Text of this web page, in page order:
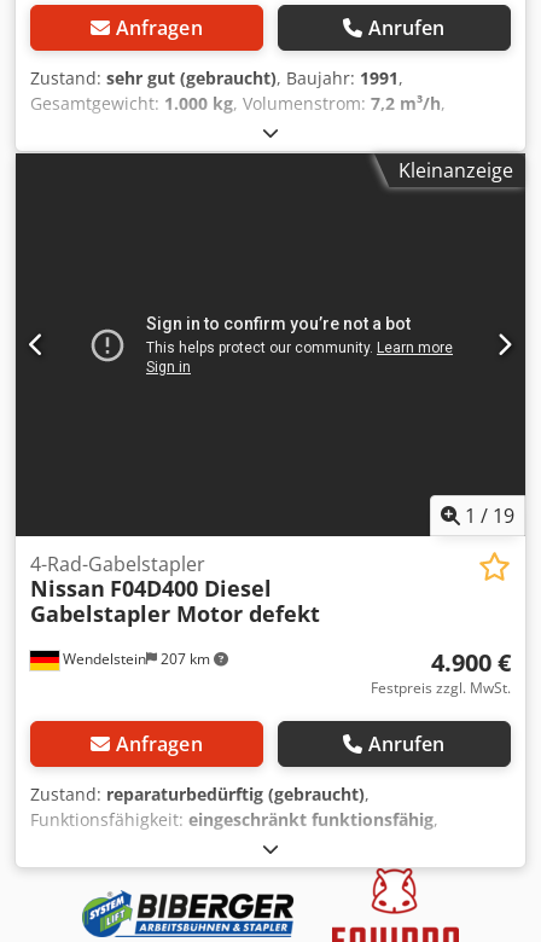
Anfragen Anrufen
Zustand: sehr gut (gebraucht), Baujahr: 1991,
Gesamtgewicht: 1.000 kg, Volumenstrom: 7,2 m³/h,
, Eingangsspannung:
Schraubenkompressor ATLAS COPCO GA 45 Mit
Kältetrockner Motor 45 kW Dodpfx Aoukvvaoctsck Leistung
Kleinanzeige
1 / 19
Wendelstein 207 km
4-Rad-Gabelstapler
Nissan F04D400 Diesel
Gabelstapler Motor defekt
4.900 €
Festpreis zzgl. MwSt.
Anfragen Anrufen
Zustand: reparaturbedürftig (gebraucht),
Funktionsfähigkeit: eingeschränkt funktionsfähig,
, Betriebsstunden:
kg, Hubhöhe:3.300 mm, Kraftstofftyp:Diesel, Masttyp:
Simplex, Bauhöhe:2.300 mm, Leistung:
62,5 kW (84,98
, Motorenhersteller:Nissan, Getriebetyp:Automatisch